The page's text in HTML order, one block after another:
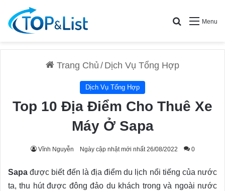
Menu
Search for
Trang Chủ / Dịch Vụ Tổng Hợp
Dịch Vụ Tổng Hợp
Top 10 Địa Điểm Cho Thuê Xe
Máy Ở Sapa
Vĩnh Nguyễn Ngày cập nhật mới nhất 26/08/2022 0
Sapa được biết đến là địa điểm du lịch nổi tiếng của nước
ta, thu hút được đông đảo du khách trong và ngoài nước